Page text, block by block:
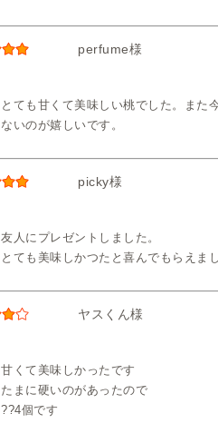
perfume様
とても甘くて美味しい桃でした。また
ないのが嬉しいです。
picky様
友人にプレゼントしました。
とても美味しかつたと喜んでもらえまし
ヤスくん様
甘くて美味しかったです
たまに硬いのがあったので
??4個です